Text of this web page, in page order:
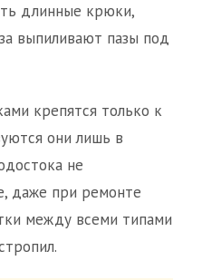
длинные крюки,
выпиливают пазы под
крепятся только к
они лишь в
не
даже при ремонте
между всеми типами